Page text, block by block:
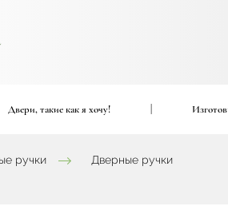
Двери, такие как я хочу!
ручки
Дверные ручки